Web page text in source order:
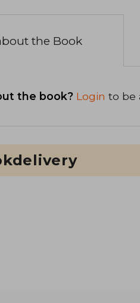
the Book
the book? Login to be